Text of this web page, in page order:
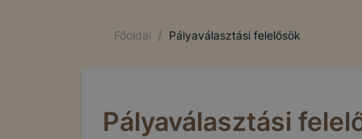
Főoldal / Pályaválasztási felelősök
Pályaválasztási